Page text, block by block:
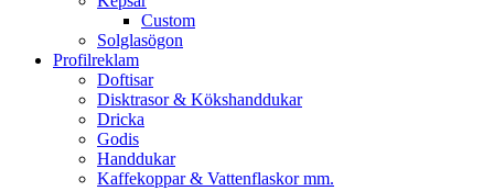
Custom
Solglasögon
Profilreklam
Doftisar
Disktrasor & Kökshanddukar
Dricka
Godis
Handdukar
Kaffekoppar & Vattenflaskor mm.